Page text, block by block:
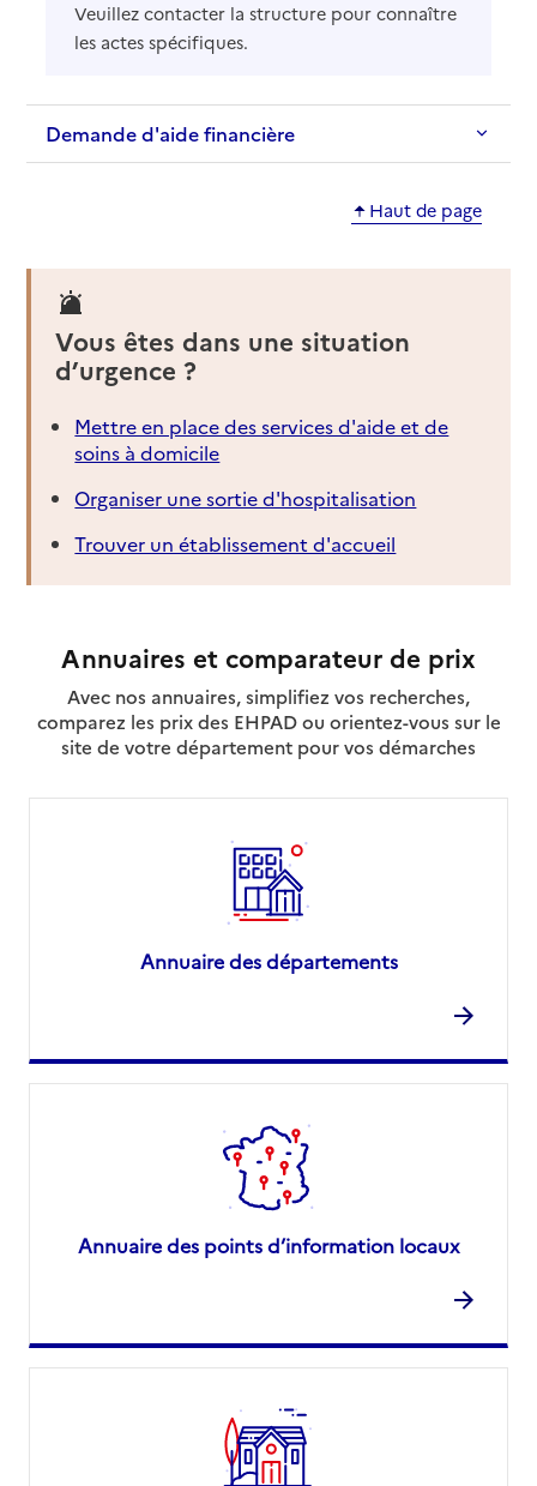
Veuillez contacter la structure pour connaître
les actes spécifiques.
Demande d'aide financière
Haut de page
Vous êtes dans une situation
d’urgence ?
Mettre en place des services d'aide et de
soins à domicile
Organiser une sortie d'hospitalisation
Trouver un établissement d'accueil
Annuaires et comparateur de prix
Avec nos annuaires, simplifiez vos recherches,
comparez les prix des EHPAD ou orientez-vous sur le
site de votre département pour vos démarches
Annuaire des départements
Annuaire des points d’information locaux